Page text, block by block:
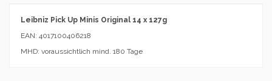
Leibniz Pick Up Minis Original 14 x 127g
EAN: 4017100406218
MHD: voraussichtlich mind. 180 Tage